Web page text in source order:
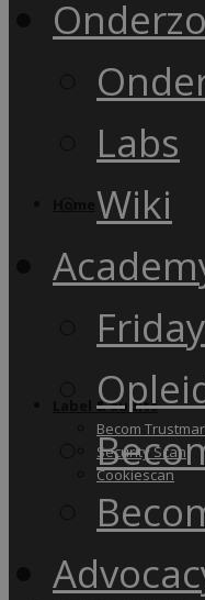
Label & audits
Becom
Security Scan
Cookiescan
Labs
Wiki